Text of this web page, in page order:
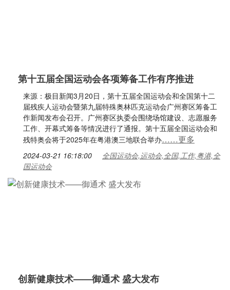
第十五届全国运动会各项筹备工作有序推进
来源：极目新闻3月20日，第十五届全国运动会和全国第十二
届残疾人运动会暨第九届特殊奥林匹克运动会广州赛区筹备工
作新闻发布会召开。广州赛区执委会围绕场馆建设、志愿服务
工作、开幕式筹备等情况进行了通报。第十五届全国运动会和
残特奥会将于2025年在粤港澳三地联合举办……更多
2024-03-21 16:18:00
全国运动会,运动会,全国,工作,粤港,全
国运动会
创新健康技术——御通术 盛大发布